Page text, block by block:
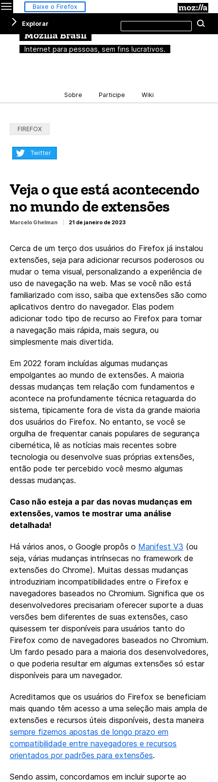
MenuBaixe o Firefox
Mozilla Brasil
Internet para pessoas, sem fins lucrativos.
Explorar
neste
site
Sobre Participe Wiki
Categorias:
FIREFOX
Compartilhar:
Twitter
Veja o que está acontecendo
no mundo de extensões
Marcelo Ghelman 21 de janeiro de 2023
Cerca de um terço dos usuários do Firefox já instalou
extensões, seja para adicionar recursos poderosos ou
mudar o tema visual, personalizando a experiência de
uso de navegação na web. Mas se você não está
familiarizado com isso, saiba que extensões são como
aplicativos dentro do navegador. Elas podem
adicionar todo tipo de recurso ao Firefox para tornar
a navegação mais rápida, mais segura, ou
simplesmente mais divertida.
Em 2022 foram incluídas algumas mudanças
empolgantes ao mundo de extensões. A maioria
dessas mudanças tem relação com fundamentos e
acontece na profundamente técnica retaguarda do
sistema, tipicamente fora de vista da grande maioria
dos usuários do Firefox. No entanto, se você se
orgulha de frequentar canais populares de segurança
cibernética, lê as notícias mais recentes sobre
tecnologia ou desenvolve suas próprias extensões,
então pode ter percebido você mesmo algumas
dessas mudanças.
Caso não esteja a par das novas mudanças em
extensões, vamos te mostrar uma análise
detalhada!
Há vários anos, o Google propôs o Manifest V3 (ou
seja, várias mudanças intrínsecas no framework de
extensões do Chrome). Muitas dessas mudanças
introduziriam incompatibilidades entre o Firefox e
navegadores baseados no Chromium. Significa que os
desenvolvedores precisariam oferecer suporte a duas
versões bem diferentes de suas extensões, caso
quisessem ter disponíveis para usuários tanto do
Firefox como de navegadores baseados no Chromium.
Um fardo pesado para a maioria dos desenvolvedores,
o que poderia resultar em algumas extensões só estar
disponíveis para um navegador.
Acreditamos que os usuários do Firefox se beneficiam
mais quando têm acesso a uma seleção mais ampla de
extensões e recursos úteis disponíveis, desta maneira
sempre fizemos apostas de longo prazo em
compatibilidade entre navegadores e recursos
orientados por padrões para extensões.
Sendo assim, concordamos em incluir suporte ao